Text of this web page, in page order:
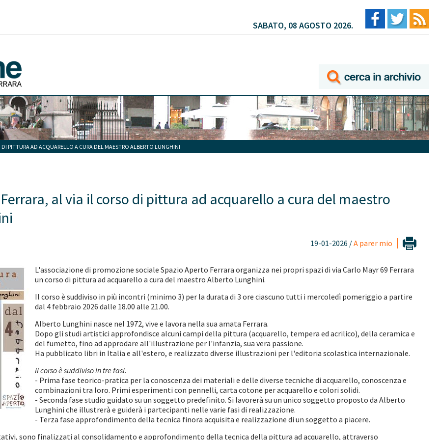
SABATO, 08 AGOSTO 2026.
PITTURA AD ACQUARELLO A CURA DEL MAESTRO ALBERTO LUNGHINI
al via il corso di pittura ad acquarello a cura del maestro
19-01-2026 /A parer mio
L'associazione di promozione sociale Spazio Aperto Ferrara organizza nei propri spazi di via Carlo Mayr 69 Ferrara
un corso di pittura ad acquarello a cura del maestro Alberto Lunghini.
Il corso è suddiviso in più incontri (minimo 3) per la durata di 3 ore ciascuno tutti i mercoledì pomeriggio a partire
dal 4 febbraio 2026 dalle 18.00 alle 21.00.
Alberto Lunghini nasce nel 1972, vive e lavora nella sua amata Ferrara.
Dopo gli studi artistici approfondisce alcuni campi della pittura (acquarello, tempera ed acrilico), della ceramica e
del fumetto, fino ad approdare all'illustrazione per l'infanzia, sua vera passione.
Ha pubblicato libri in Italia e all'estero, e realizzato diverse illustrazioni per l'editoria scolastica internazionale.
Il corso è suddiviso in tre fasi.
- Prima fase teorico-pratica per la conoscenza dei materiali e delle diverse tecniche di acquarello, conoscenza e
combinazioni tra loro. Primi esperimenti con pennelli, carta cotone per acquarello e colori solidi.
- Seconda fase studio guidato su un soggetto predefinito. Si lavorerà su un unico soggetto proposto da Alberto
Lunghini che illustrerà e guiderà i partecipanti nelle varie fasi di realizzazione.
- Terza fase approfondimento della tecnica finora acquisita e realizzazione di un soggetto a piacere.
sono finalizzati al consolidamento e approfondimento della tecnica della pittura ad acquarello, attraverso